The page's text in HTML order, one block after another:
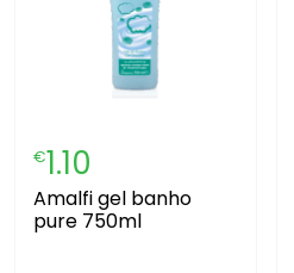
€1.10
amalfi gel banho
pure 750ml